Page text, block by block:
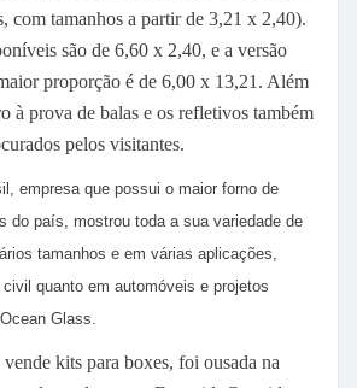
com tamanhos a partir de 3,21 x 2,40).
são de 6,60 x 2,40, e a versão
proporção é de 6,00 x 13,21. Além
à prova de balas e os refletivos também
pelos visitantes.
empresa que possui o maior forno de
do país, mostrou toda a sua variedade de
tamanhos e em várias aplicações,
quanto em automóveis e projetos
Glass.
kits para boxes, foi ousada na